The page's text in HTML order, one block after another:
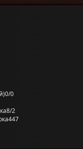
0/0
8/2
447